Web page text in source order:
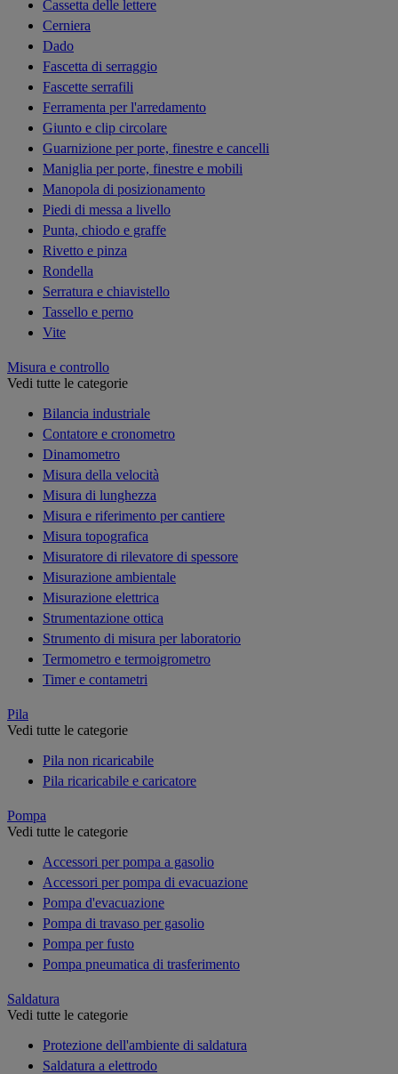
Cassetta delle lettere
Cerniera
Dado
Fascetta di serraggio
Fascette serrafili
Ferramenta per l'arredamento
Giunto e clip circolare
Guarnizione per porte, finestre e cancelli
Maniglia per porte, finestre e mobili
Manopola di posizionamento
Piedi di messa a livello
Punta, chiodo e graffe
Rivetto e pinza
Rondella
Serratura e chiavistello
Tassello e perno
Vite
Misura e controllo
Vedi tutte le categorie
Bilancia industriale
Contatore e cronometro
Dinamometro
Misura della velocità
Misura di lunghezza
Misura e riferimento per cantiere
Misura topografica
Misuratore di rilevatore di spessore
Misurazione ambientale
Misurazione elettrica
Strumentazione ottica
Strumento di misura per laboratorio
Termometro e termoigrometro
Timer e contametri
Pila
Vedi tutte le categorie
Pila non ricaricabile
Pila ricaricabile e caricatore
Pompa
Vedi tutte le categorie
Accessori per pompa a gasolio
Accessori per pompa di evacuazione
Pompa d'evacuazione
Pompa di travaso per gasolio
Pompa per fusto
Pompa pneumatica di trasferimento
Saldatura
Vedi tutte le categorie
Protezione dell'ambiente di saldatura
Saldatura a elettrodo